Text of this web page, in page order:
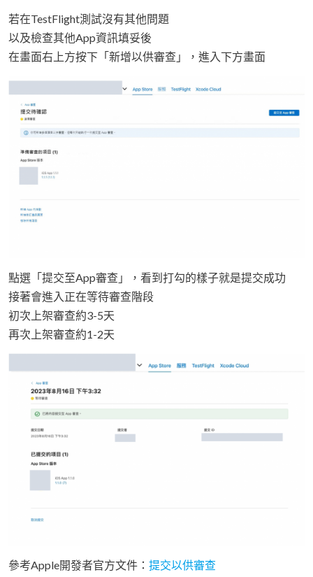
若在TestFlight測試沒有其他問題
以及檢查其他App資訊填妥後
在畫面右上方按下「新增以供審查」，進入下方畫面
點選「提交至App審查」，看到打勾的樣子就是提交成功
接著會進入正在等待審查階段
初次上架審查約3-5天
再次上架審查約1-2天
參考Apple開發者官方文件： 提交以供審查